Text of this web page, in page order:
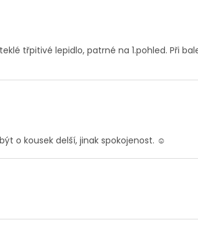
třpitivé lepidlo, patrné na 1.pohled. Při
o kousek delší, jinak spokojenost. ☺️